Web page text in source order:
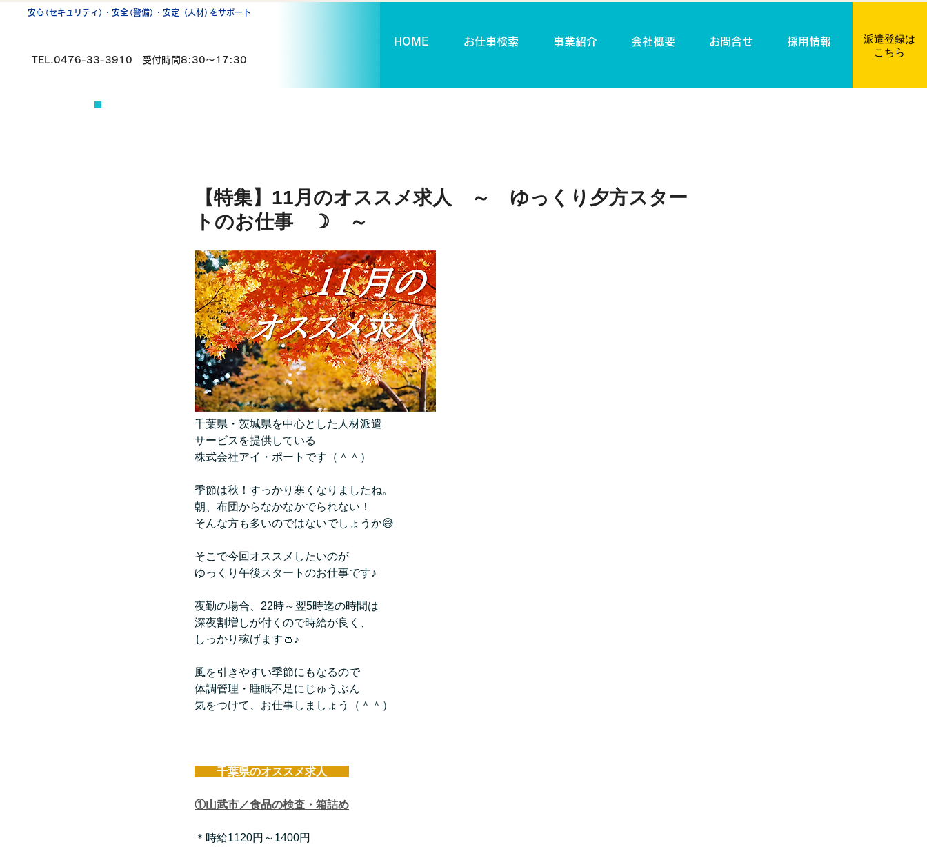
安心（セキュリティ） ・安全（警備） ・安定（人材） をサポート
TEL.0476-33-3910 受付時間8:30〜17:30
HOME お仕事検索 事業紹介 会社概要 お問合せ 採用情報
派遣登録は​
こちら
【特集】11月のオススメ求人 ～ ゆっくり夕方スター
トのお仕事 ☽ ～
千葉県・茨城県を中心とした人材派遣
サービスを提供している
株式会社アイ・ポートです（＾＾）
季節は秋！すっかり寒くなりましたね。
朝、布団からなかなかでられない！
そんな方も多いのではないでしょうか😅
そこで今回オススメしたいのが
ゆっくり午後スタートのお仕事です♪
夜勤の場合、22時～翌5時迄の時間は
深夜割増しが付くので時給が良く、
しっかり稼げます👛♪
風を引きやすい季節にもなるので
体調管理・睡眠不足にじゅうぶん
気をつけて、お仕事しましょう（＾＾）
千葉県のオススメ求人
①山武市／食品の検査・箱詰め
＊時給1120円～1400円